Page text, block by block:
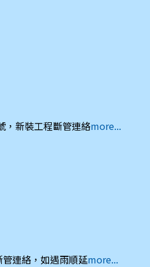
，新裝工程斷管連絡more...
連絡，如遇雨順延more...